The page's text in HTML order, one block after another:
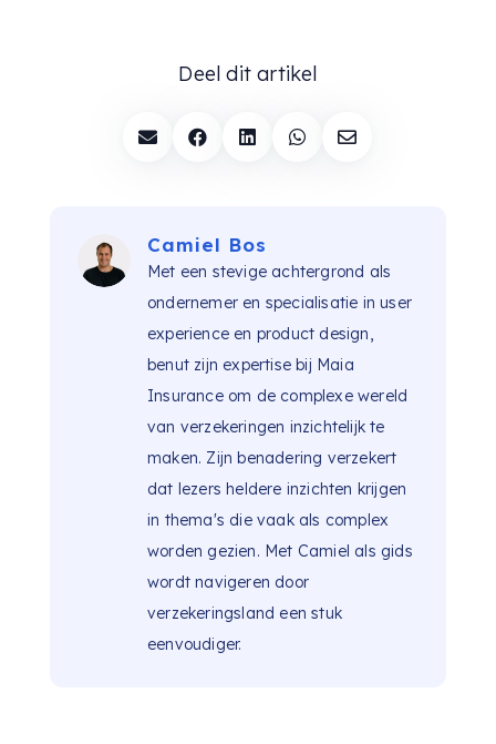
Deel dit artikel
    
Camiel Bos
Met een stevige achtergrond als
ondernemer en specialisatie in user
experience en product design,
benut zijn expertise bij Maia
Insurance om de complexe wereld
van verzekeringen inzichtelijk te
maken. Zijn benadering verzekert
dat lezers heldere inzichten krijgen
in thema's die vaak als complex
worden gezien. Met Camiel als gids
wordt navigeren door
verzekeringsland een stuk
eenvoudiger.